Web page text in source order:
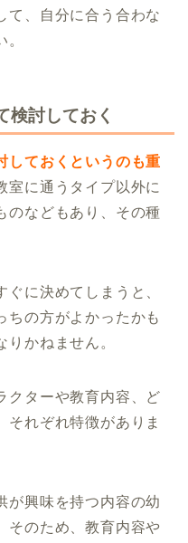
て、自分に合う合わな
検討しておく
しておくというのも重
室に通うタイプ以外に
のなどもあり、その種
に決めてしまうと、
ちの方がよかったかも
りかねません。
クターや教育内容、ど
それぞれ特徴がありま
が興味を持つ内容の幼
そのため、教育内容や